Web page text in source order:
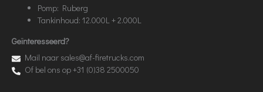
Pomp: Ruberg
Tankinhoud: 12.000L + 2.000L
Geïnteresseerd?
Mail naar sales@af-firetrucks.com
Of bel ons op +31 (0)38 2500050